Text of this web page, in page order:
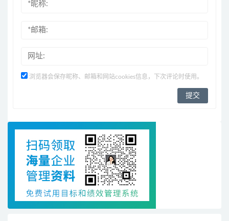
浏览器会保存昵称、邮箱和网站cookies信息，下次评论时使用。